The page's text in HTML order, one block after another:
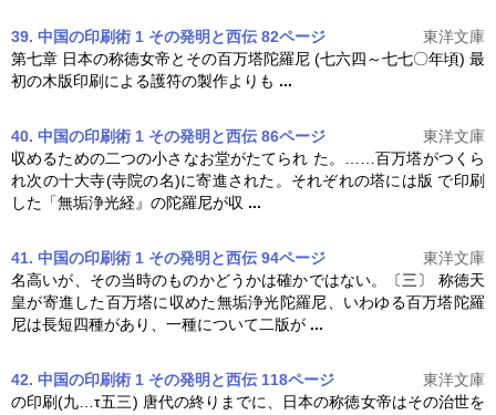
39. 中国の印刷術 1 その発明と西伝 82ページ
東洋文庫
第七章 日本の称徳女帝とその百万塔陀羅尼 (七六四～七七〇年頃) 最
初の木版印刷による護符の製作よりも ...
40. 中国の印刷術 1 その発明と西伝 86ページ
東洋文庫
収めるための二つの小さなお堂がたてられ た。……百万塔がつくら
れ次の十大寺(寺院の名)に寄進された。それぞれの塔には版 で印刷
した「無垢浄光経』の陀羅尼が収 ...
41. 中国の印刷術 1 その発明と西伝 94ページ
東洋文庫
名高いが、その当時のものかどうかは確かではない。〔三〕 称徳天
皇が寄進した百万塔に収めた無垢浄光陀羅尼、いわゆる百万塔陀羅
尼は長短四種があり、一種について二版が ...
42. 中国の印刷術 1 その発明と西伝 118ページ
東洋文庫
の印刷(九…τ五三) 唐代の終りまでに、日本の称徳女帝はその治世を